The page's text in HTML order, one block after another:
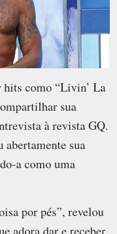
hits como “Livin’ La
sua
à revista GQ.
abertamente sua
a como uma
por pés”, revelou
adora dar e receber